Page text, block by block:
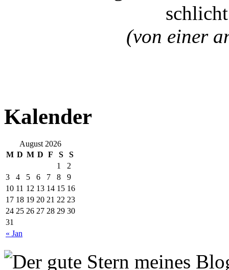
(von einer
Kalender
August 2026
M D M D F S S
« Jan
1
2
3
4 5 6 7 8
9
10 11 12 13 14 15 16
17 18 19 20 21 22 23
24 25 26 27 28 29 30
31